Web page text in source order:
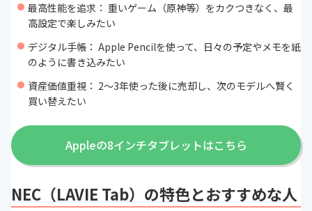
最高性能を追求： 重いゲーム（原神等）をカクつきなく、最
高設定で楽しみたい
デジタル手帳： Apple Pencilを使って、日々の予定やメモを紙
のように書き込みたい
資産価値重視： 2〜3年使った後に売却し、次のモデルへ賢く
買い替えたい
Appleの8インチタブレットはこちら
NEC（LAVIE Tab）の特色とおすすめな人